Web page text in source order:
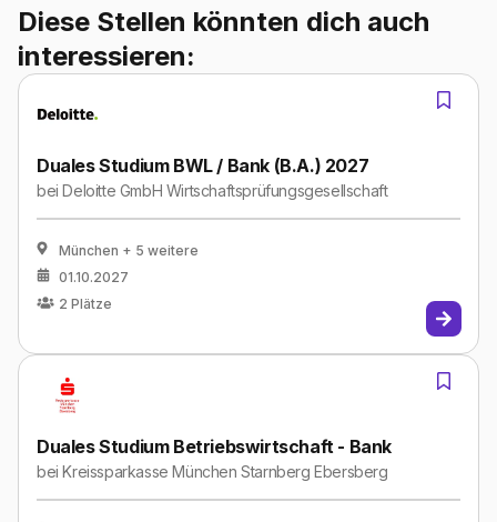
Diese Stellen könnten dich auch
interessieren:
Duales Studium BWL / Bank (B.A.) 2027
beiDeloitte GmbH Wirtschaftsprüfungsgesellschaft
München + 5 weitere
01.10.2027
2 Plätze
Duales Studium Betriebswirtschaft - Bank
beiKreissparkasse München Starnberg Ebersberg